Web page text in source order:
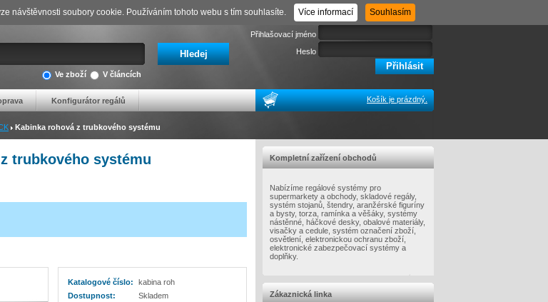
Registrace Zapomenuté heslo
V článcích
Ve zboží
Přihlašovací jméno
Heslo
Konfigurátor regálů Košík je prázdný.
Kabinka rohová z trubkového systému
trubkového systému
Katalogové číslo:
kabina roh
Dostupnost:
Skladem
Kompletní zařízení obchodů
Nabízíme regálové systémy pro
supermarkety a obchody, skladové regály,
systém stojanů, štendry, aranžérské figuríny
a bysty, torza, ramínka a věšáky, systémy
nástěnné, háčkové desky, obalové materiály,
visačky a cedule, systém označení zboží,
osvětlení, elektronickou ochranu zboží,
elektronické zabezpečovací systémy a
doplňky.
Zákaznická linka
návštěvnosti soubory cookie. Používáním tohoto webu s tím souhlasíte. Více informací Souhlasím